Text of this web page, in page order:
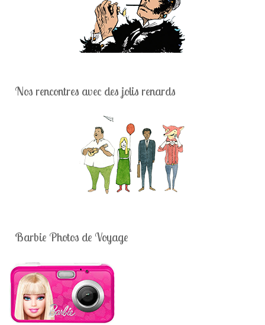
Nos rencontres avec des jolis renards
Barbie Photos de Voyage